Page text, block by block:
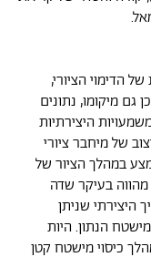
הדימוי הציורי,
מיקומו, נתונים
היצירתיות
של מיחבר ציורי
במהלך הציור של
בעיקר שדה
היצירתי שניתן
הנתון. היות
כיסוי מישטח קטן